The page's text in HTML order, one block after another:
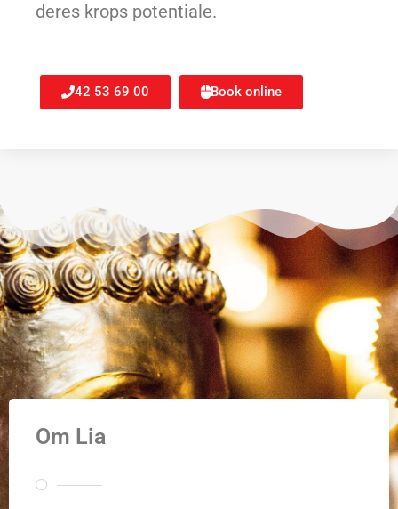
deres krops potentiale.
42 53 69 00 Book online
Om Lia